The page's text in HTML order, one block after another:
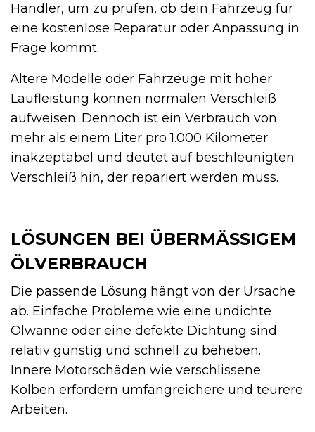
Händler, um zu prüfen, ob dein Fahrzeug für
eine kostenlose Reparatur oder Anpassung in
Frage kommt.
Ältere Modelle oder Fahrzeuge mit hoher
Laufleistung können normalen Verschleiß
aufweisen. Dennoch ist ein Verbrauch von
mehr als einem Liter pro 1.000 Kilometer
inakzeptabel und deutet auf beschleunigten
Verschleiß hin, der repariert werden muss.
LÖSUNGEN BEI ÜBERMÄSSIGEM Ö
LVERBRAUCH
Die passende Lösung hängt von der Ursache
ab. Einfache Probleme wie eine undichte
Ölwanne oder eine defekte Dichtung sind
relativ günstig und schnell zu beheben.
Innere Motorschäden wie verschlissene
Kolben erfordern umfangreichere und teurere
Arbeiten.